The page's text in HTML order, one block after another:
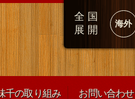
全国
展開
海外
千の取り組み お問い合わせ